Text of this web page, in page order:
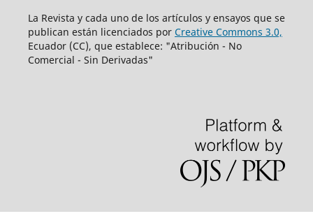
La Revista y cada uno de los artículos y ensayos que se
publican están licenciados por Creative Commons 3.0,
Ecuador (CC), que establece: "Atribución - No
Comercial - Sin Derivadas"